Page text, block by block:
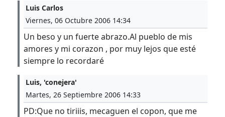
Luis Carlos
Viernes, 06 Octubre 2006 14:34
Un beso y un fuerte abrazo.Al pueblo de mis
amores y mi corazon , por muy lejos que esté
siempre lo recordaré
Luis, 'conejera'
Martes, 26 Septiembre 2006 14:33
PD:Que no tiriiis, mecaguen el copon, que me